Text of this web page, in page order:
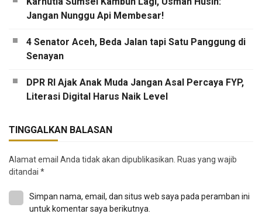
Jangan Nunggu Api Membesar!
4 Senator Aceh, Beda Jalan tapi Satu Panggung di
Senayan
DPR RI Ajak Anak Muda Jangan Asal Percaya FYP,
Literasi Digital Harus Naik Level
TINGGALKAN BALASAN
Alamat email Anda tidak akan dipublikasikan. Ruas yang wajib
ditandai *
Simpan nama, email, dan situs web saya pada peramban ini
untuk komentar saya berikutnya.